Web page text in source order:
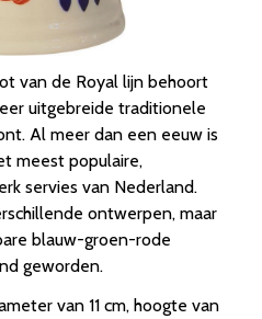
van de Royal lijn behoort
uitgebreide traditionele
Al meer dan een eeuw is
meest populaire,
servies van Nederland.
ontwerpen, maar
blauw-groen-rode
geworden.
van 11 cm, hoogte van